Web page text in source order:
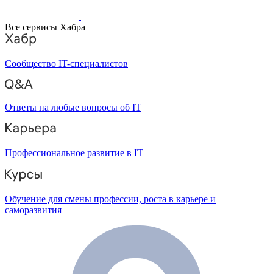
Все сервисы Хабра
Сообщество IT-специалистов
Ответы на любые вопросы об IT
Профессиональное развитие в IT
Обучение для смены профессии, роста в карьере и
саморазвития